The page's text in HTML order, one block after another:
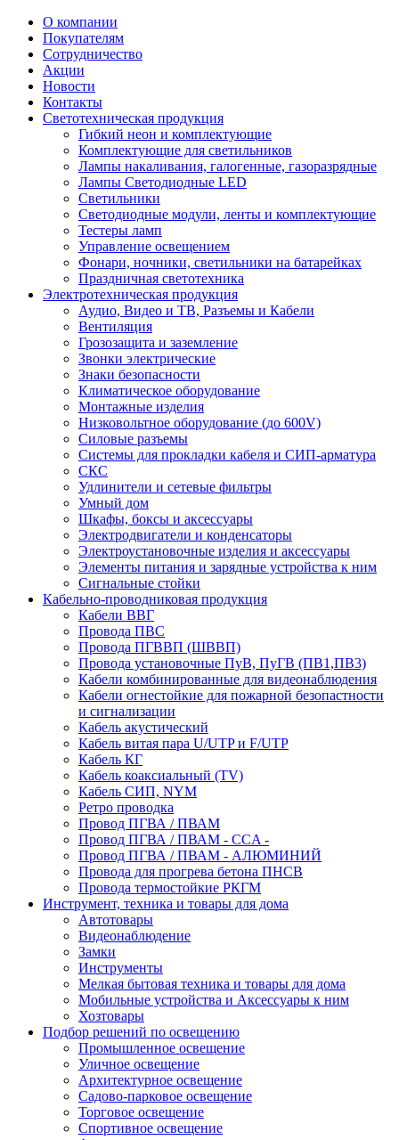
О компании
Покупателям
Сотрудничество
Акции
Новости
Контакты
Светотехническая продукция
Гибкий неон и комплектующие
Комплектующие для светильников
Лампы накаливания, галогенные, газоразрядные
Лампы Светодиодные LED
Светильники
Светодиодные модули, ленты и комплектующие
Тестеры ламп
Управление освещением
Фонари, ночники, светильники на батарейках
Праздничная светотехника
Электротехническая продукция
Аудио, Видео и ТВ, Разъемы и Кабели
Вентиляция
Грозозащита и заземление
Звонки электрические
Знаки безопасности
Климатическое оборудование
Монтажные изделия
Низковольтное оборудование (до 600V)
Силовые разъемы
Системы для прокладки кабеля и СИП-арматура
СКС
Удлинители и сетевые фильтры
Умный дом
Шкафы, боксы и аксессуары
Электродвигатели и конденсаторы
Электроустановочные изделия и аксессуары
Элементы питания и зарядные устройства к ним
Сигнальные стойки
Кабельно-проводниковая продукция
Кабели ВВГ
Провода ПВС
Провода ПГВВП (ШВВП)
Провода установочные ПуВ, ПуГВ (ПВ1,ПВ3)
Кабели комбинированные для видеонаблюдения
Кабели огнестойкие для пожарной безопастности
и сигнализации
Кабель акустический
Кабель витая пара U/UTP и F/UTP
Кабель КГ
Кабель коаксиальный (TV)
Кабель СИП, NYM
Ретро проводка
Провод ПГВА / ПВАМ
Провод ПГВА / ПВАМ - CCA -
Провод ПГВА / ПВАМ - АЛЮМИНИЙ
Провода для прогрева бетона ПНСВ
Провода термостойкие РКГМ
Инструмент, техника и товары для дома
Автотовары
Видеонаблюдение
Замки
Инструменты
Мелкая бытовая техника и товары для дома
Мобильные устройства и Аксессуары к ним
Хозтовары
Подбор решений по освещению
Промышленное освещение
Уличное освещение
Архитектурное освещение
Садово-парковое освещение
Торговое освещение
Спортивное освещение